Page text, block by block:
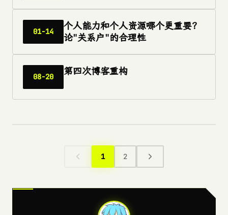
01-14
个人能力和个人资源哪个更重要？
论"关系户"的合理性
08-20
第四次博客重构
1 2